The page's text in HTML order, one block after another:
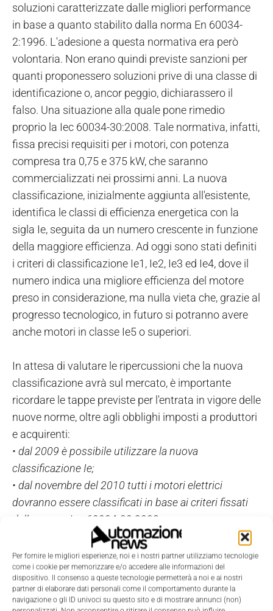
Per fornire le migliori esperienze, noi e i nostri partner utilizziamo tecnologie
come i cookie per memorizzare e/o accedere alle informazioni del
dispositivo. Il consenso a queste tecnologie permetterà a noi e ai nostri
partner di elaborare dati personali come il comportamento durante la
navigazione o gli ID univoci su questo sito e di mostrare annunci (non)
soluzioni caratterizzate dalle migliori performance
in base a quanto stabilito dalla norma En 60034-
2:1996. L'adesione a questa normativa era però
volontaria. Non erano quindi previste sanzioni per
quanti proponessero soluzioni prive di una classe di
identificazione o, ancor peggio, dichiarassero il
falso. Una situazione alla quale pone rimedio
proprio la Iec 60034-30:2008. Tale normativa, infatti,
fissa precisi requisiti per i motori, con potenza
compresa tra 0,75 e 375 kW, che saranno
commercializzati nei prossimi anni. La nuova
classificazione, inizialmente aggiunta all'esistente,
identifica le classi di efficienza energetica con la
sigla Ie, seguita da un numero crescente in funzione
della maggiore efficienza. Ad oggi sono stati definiti
i criteri di classificazione Ie1, Ie2, Ie3 ed Ie4, dove il
numero indica una migliore efficienza del motore
preso in considerazione, ma nulla vieta che, grazie al
progresso tecnologico, in futuro si potranno avere
anche motori in classe Ie5 o superiori.
In attesa di valutare le ripercussioni che la nuova
classificazione avrà sul mercato, è importante
ricordare le tappe previste per l'entrata in vigore delle
nuove norme, oltre agli obblighi imposti a produttori
e acquirenti:
• dal 2009 è possibile utilizzare la nuova
classificazione Ie;
• dal novembre del 2010 tutti i motori elettrici
dovranno essere classificati in base ai criteri fissati
dalla norma Iec 60034-30:2008;
• dal 2011 tutti i motori elettrici industriali dovranno
essere di categoria minima Ie2;
• dal 2015 tutti i motori dovranno essere almeno in
categoria Ie3; è ammessa l'implementazione di
motori Ie2 solo se controllati da variatori di velocità;